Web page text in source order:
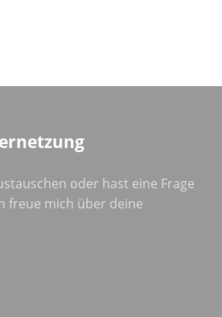
oder hast eine Frage
freue mich über deine